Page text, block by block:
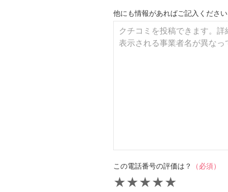
他にも情報があればご記入ください
この電話番号の評価は？ （必須）
★
★
★
★
★